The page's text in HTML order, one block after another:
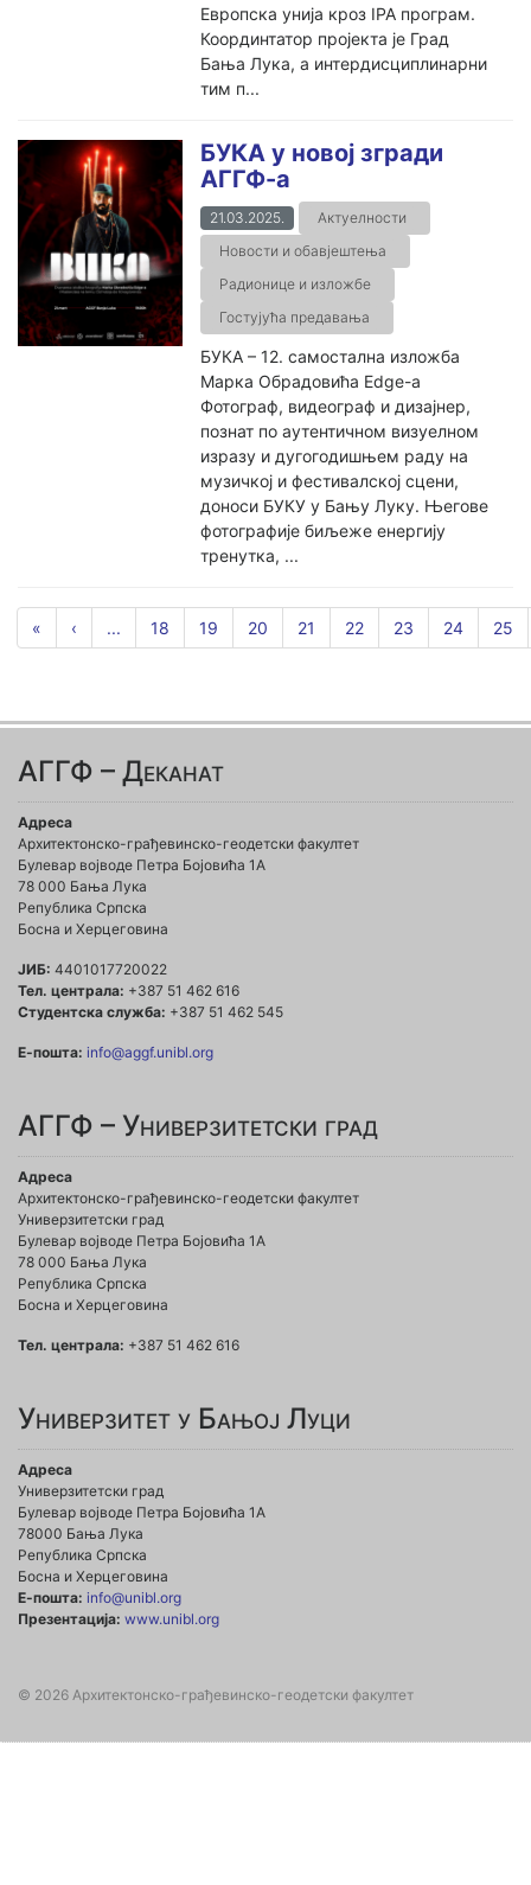
Европска унија кроз IPA програм.
Координтатор пројекта је Град
Бања Лука, а интердисциплинарни
тим п...
БУКА у новој згради
АГГФ-а
21.03.2025.
Актуелности
Новости и обавјештења
Радионице и изложбе
Гостујућа предавања
БУКА – 12. самостална изложба
Марка Обрадовића Edge-a
Фотограф, видеограф и дизајнер,
познат по аутентичном визуелном
изразу и дугогодишњем раду на
музичкој и фестивалској сцени,
доноси БУКУ у Бању Луку. Његове
фотографије биљеже енергију
тренутка, ...
« ‹ ... 18 19 20 21 22 23 24 25
АГГФ – Деканат
Адреса
Архитектонско-грађевинско-геодетски факултет
Булевар војводе Петра Бојовића 1A
78 000 Бања Лука
Република Српска
Босна и Херцеговина
ЈИБ: 4401017720022
Тел. централа: +387 51 462 616
Студентска служба: +387 51 462 545
Е-пошта: info@aggf.unibl.org
АГГФ – Универзитетски град
Адреса
Архитектонско-грађевинско-геодетски факултет
Универзитетски град
Булевар војводе Петра Бојовића 1A
78 000 Бања Лука
Република Српска
Босна и Херцеговина
Тел. централа: +387 51 462 616
Универзитет у Бањој Луци
Адреса
Универзитетски град
Булевар војводе Петра Бојовића 1А
78000 Бања Лука
Република Српска
Босна и Херцеговина
Е-пошта: info@unibl.org
Презентација: www.unibl.org
© 2026 Архитектонско-грађевинско-геодетски факултет